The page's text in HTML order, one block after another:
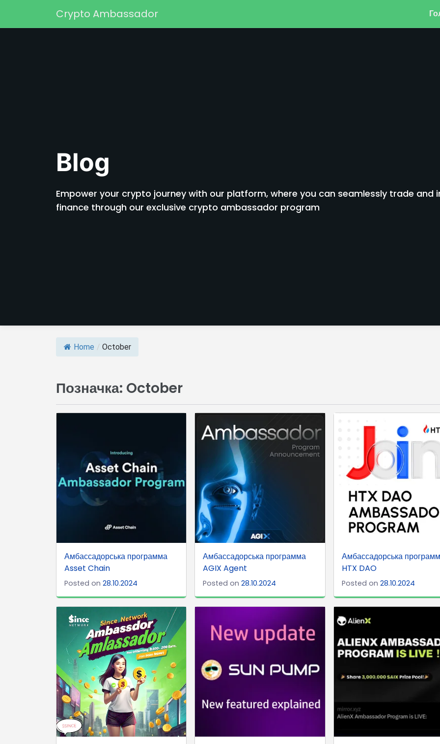
Main Navigation
Crypto Ambassador
Blog
Empower your crypto journey with our platform, where you can seamlessly trade and
finance through our exclusive crypto ambassador program
Home / October
Позначка: October
Амбассадорська программа
Asset Chain
Posted on 28.10.2024
Амбассадорська программа
AGIX Agent
Posted on28.10.2024
Амбассадорська
HTX DAO
Posted on 28.10.2024